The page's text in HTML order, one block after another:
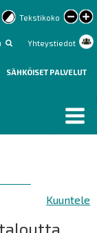
Tekstikoko
text
Yhteystiedot
SÄHKÖISET PALVELUT
Kuuntele